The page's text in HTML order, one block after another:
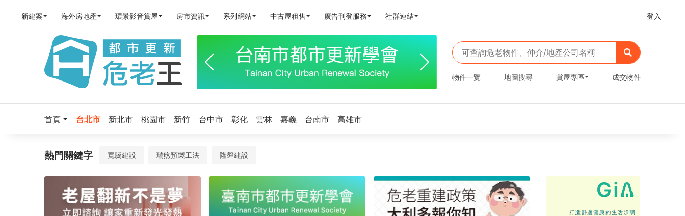
屋、
新建案 海外房地產 環景影音賞屋 房市資訊 系列網站 中古屋租售 廣告刊登服務 社群連結 登入
物件一覽 地圖搜尋 賞屋專區 成交物件
首頁 台北市 新北市 桃園市 新竹 台中市 彰化 雲林 嘉義 台南市 高雄市
熱門關鍵字 寬騰建設 瑞煦預製工法 隆磐建設
老屋再生 需求表單
臺南市政府危老重建
危老重建政策大利多，報你知！